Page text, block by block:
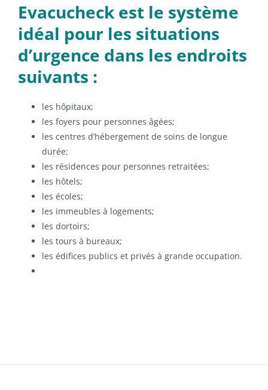
Evacucheck est le système
idéal pour les situations
d’urgence dans les endroits
suivants :
les hôpitaux;
les foyers pour personnes âgées;
les centres d’hébergement de soins de longue
durée;
les résidences pour personnes retraitées;
les hôtels;
les écoles;
les immeubles à logements;
les dortoirs;
les tours à bureaux;
les édifices publics et privés à grande occupation.